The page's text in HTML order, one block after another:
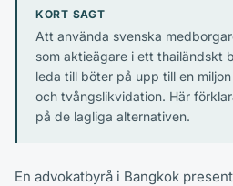
KORT SAGT
Att använda svenska
som aktieägare i ett thailändskt
leda till böter på upp till en
och tvångslikvidation. Här
på de lagliga alternativen.
En advokatbyrå i Bangkok